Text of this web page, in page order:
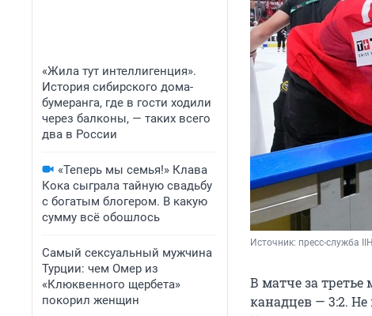
«Жила тут интеллигенция».
История сибирского дома-
бумеранга, где в гости ходили
через балконы, — таких всего
два в России
«Теперь мы семья!» Клава
Кока сыграла тайную свадьбу
с богатым блогером. В какую
сумму всё обошлось
Самый сексуальный мужчина
Турции: чем Омер из
«Клюквенного щербета»
покорил женщин
Источник: пресс-служба
В матче за третье
канадцев — 3:2.